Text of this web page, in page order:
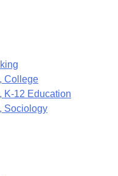
College
K-12 Education
Sociology